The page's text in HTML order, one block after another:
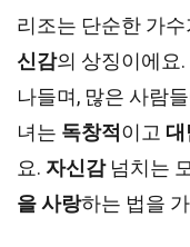
리조는 단순한 가
신감의 상징이에요.
나들며, 많은 사람
녀는 독창적 이고
요. 자신감넘치는
을 사랑하는 법을